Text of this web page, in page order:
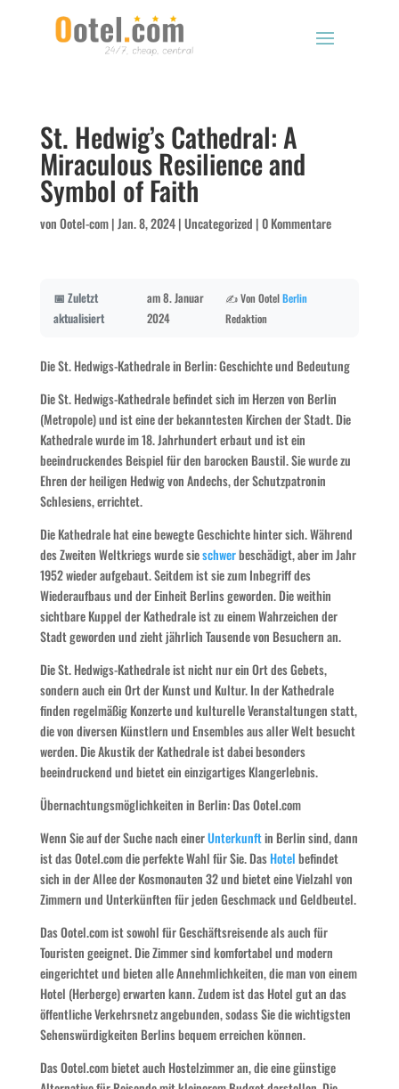
St. Hedwig’s Cathedral: A
Miraculous Resilience and
Symbol of Faith
vonOotel-com|Jan. 8, 2024|Uncategorized |0 Kommentare
📅 Zuletzt
aktualisiert
am 8. Januar
2024
✍️ Von OotelBerlin
Redaktion
Die St. Hedwigs-Kathedrale in Berlin: Geschichte und Bedeutung
Die St. Hedwigs-Kathedrale befindet sich im Herzen von Berlin
(Metropole) und ist eine der bekanntesten Kirchen der Stadt. Die
Kathedrale wurde im 18. Jahrhundert erbaut und ist ein
beeindruckendes Beispiel für den barocken Baustil. Sie wurde zu
Ehren der heiligen Hedwig von Andechs, der Schutzpatronin
Schlesiens, errichtet.
Die Kathedrale hat eine bewegte Geschichte hinter sich. Während
des Zweiten Weltkriegs wurde sieschwerbeschädigt, aber im Jahr
1952 wieder aufgebaut. Seitdem ist sie zum Inbegriff des
Wiederaufbaus und der Einheit Berlins geworden. Die weithin
sichtbare Kuppel der Kathedrale ist zu einem Wahrzeichen der
Stadt geworden und zieht jährlich Tausende von Besuchern an.
Die St. Hedwigs-Kathedrale ist nicht nur ein Ort des Gebets,
sondern auch ein Ort der Kunst und Kultur. In der Kathedrale
finden regelmäßig Konzerte und kulturelle Veranstaltungen statt,
die von diversen Künstlern und Ensembles aus aller Welt besucht
werden. Die Akustik der Kathedrale ist dabei besonders
beeindruckend und bietet ein einzigartiges Klangerlebnis.
Übernachtungsmöglichkeiten in Berlin: Das Ootel.com
Wenn Sie auf der Suche nach einerUnterkunftin Berlin sind, dann
ist das Ootel.com die perfekte Wahl für Sie. DasHotelbefindet
sich in der Allee der Kosmonauten 32 und bietet eine Vielzahl von
Zimmern und Unterkünften für jeden Geschmack und Geldbeutel.
Das Ootel.com ist sowohl für Geschäftsreisende als auch für
Touristen geeignet. Die Zimmer sind komfortabel und modern
eingerichtet und bieten alle Annehmlichkeiten, die man von einem
Hotel (Herberge) erwarten kann. Zudem ist das Hotel gut an das
öffentliche Verkehrsnetz angebunden, sodass Sie die wichtigsten
Sehenswürdigkeiten Berlins bequem erreichen können.
Das Ootel.com bietet auch Hostelzimmer an, die eine günstige